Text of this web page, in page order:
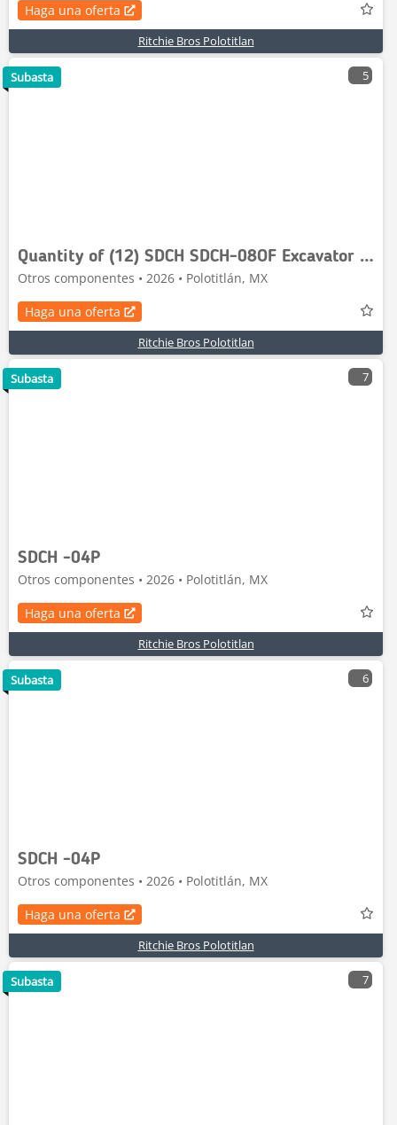
Haga una oferta
Ritchie Bros Polotitlan
5
Quantity of (12) SDCH SDCH-08OF Excavator Oil Fil
Otros componentes • 2026 • Polotitlán, MX
Haga una oferta
Ritchie Bros Polotitlan
Subasta
7
SDCH -04P
Otros componentes • 2026 • Polotitlán, MX
Haga una oferta
Ritchie Bros Polotitlan
Subasta
6
SDCH -04P
Otros componentes • 2026 • Polotitlán, MX
Haga una oferta
Ritchie Bros Polotitlan
Subasta
7
Subasta